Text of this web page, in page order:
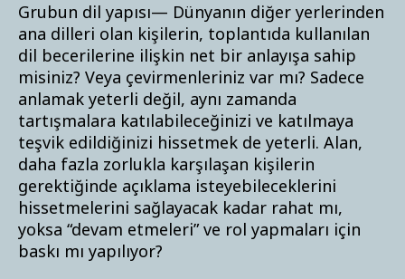
Grubun dil yapısı— Dünyanın diğer yerlerinden
ana dilleri olan kişilerin, toplantıda kullanılan
dil becerilerine ilişkin net bir anlayışa sahip
misiniz? Veya çevirmenleriniz var mı? Sadece
anlamak yeterli değil, aynı zamanda
tartışmalara katılabileceğinizi ve katılmaya
teşvik edildiğinizi hissetmek de yeterli. Alan,
daha fazla zorlukla karşılaşan kişilerin
gerektiğinde açıklama isteyebileceklerini
hissetmelerini sağlayacak kadar rahat mı,
yoksa “devam etmeleri” ve rol yapmaları için
baskı mı yapılıyor?